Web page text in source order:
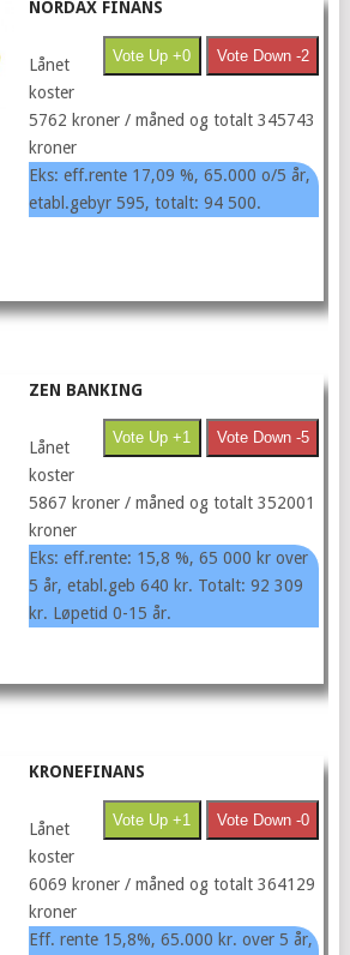
NORDAX FINANS
Vote Up +0 Vote Down -2
Lånet
koster
5762 kroner / måned og totalt 345743
kroner
Eks: eff.rente 17,09 %, 65.000 o/5 år,
etabl.gebyr 595, totalt: 94 500.
ZEN BANKING
Vote Up +1 Vote Down -5
Lånet
koster
5867 kroner / måned og totalt 352001
kroner
Eks: eff.rente: 15,8 %, 65 000 kr over
5 år, etabl.geb 640 kr. Totalt: 92 309
kr. Løpetid 0-15 år.
KRONEFINANS
Vote Up +1 Vote Down -0
Lånet
koster
6069 kroner / måned og totalt 364129
kroner
Eff. rente 15,8%, 65.000 kr. over 5 år,